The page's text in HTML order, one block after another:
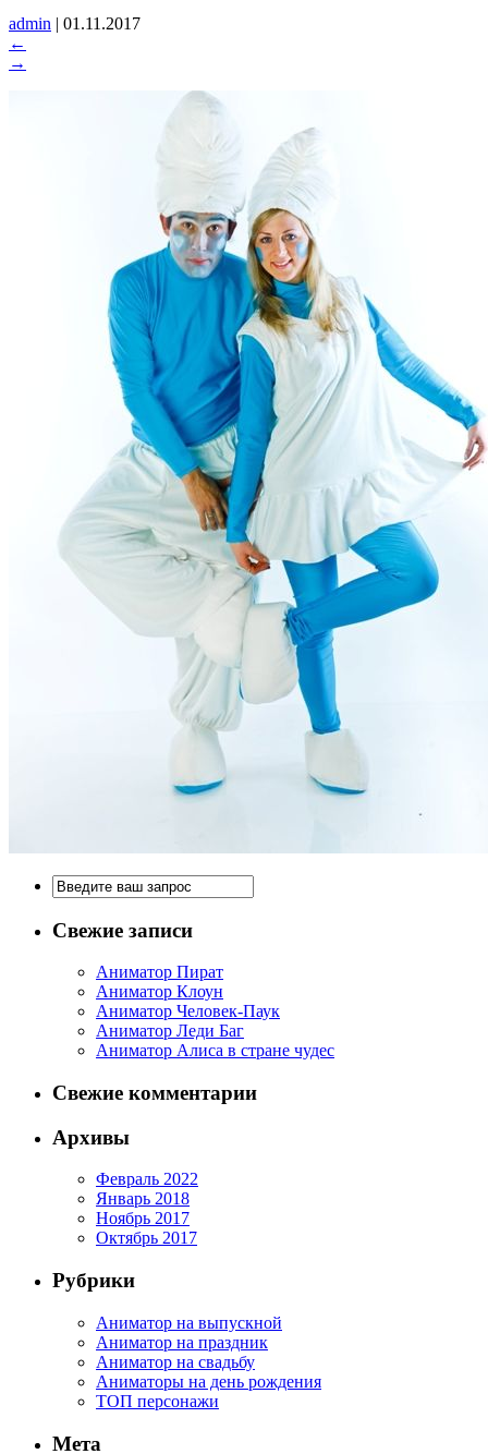
admin | 01.11.2017
←
→
Свежие записи
Аниматор Пират
Аниматор Клоун
Аниматор Человек-Паук
Аниматор Леди Баг
Аниматор Алиса в стране чудес
Свежие комментарии
Архивы
Февраль 2022
Январь 2018
Ноябрь 2017
Октябрь 2017
Рубрики
Аниматор на выпускной
Аниматор на праздник
Аниматор на свадьбу
Аниматоры на день рождения
ТОП персонажи
Мета